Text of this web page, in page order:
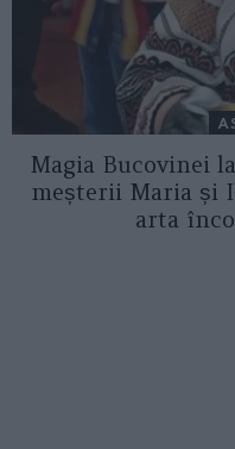
Magia Bucovinei
meșterii Maria și
arta